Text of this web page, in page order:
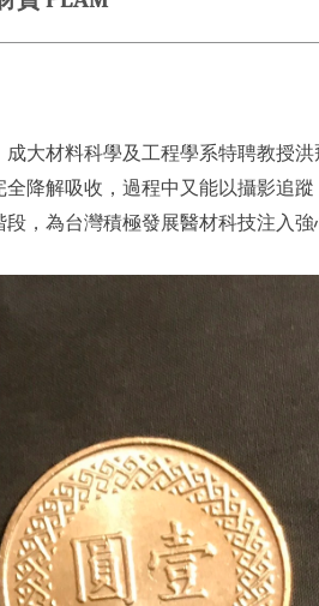
大材料科學及工程學系特聘教授
降解吸收，過程中又能以攝影追
，為台灣積極發展醫材科技注入強